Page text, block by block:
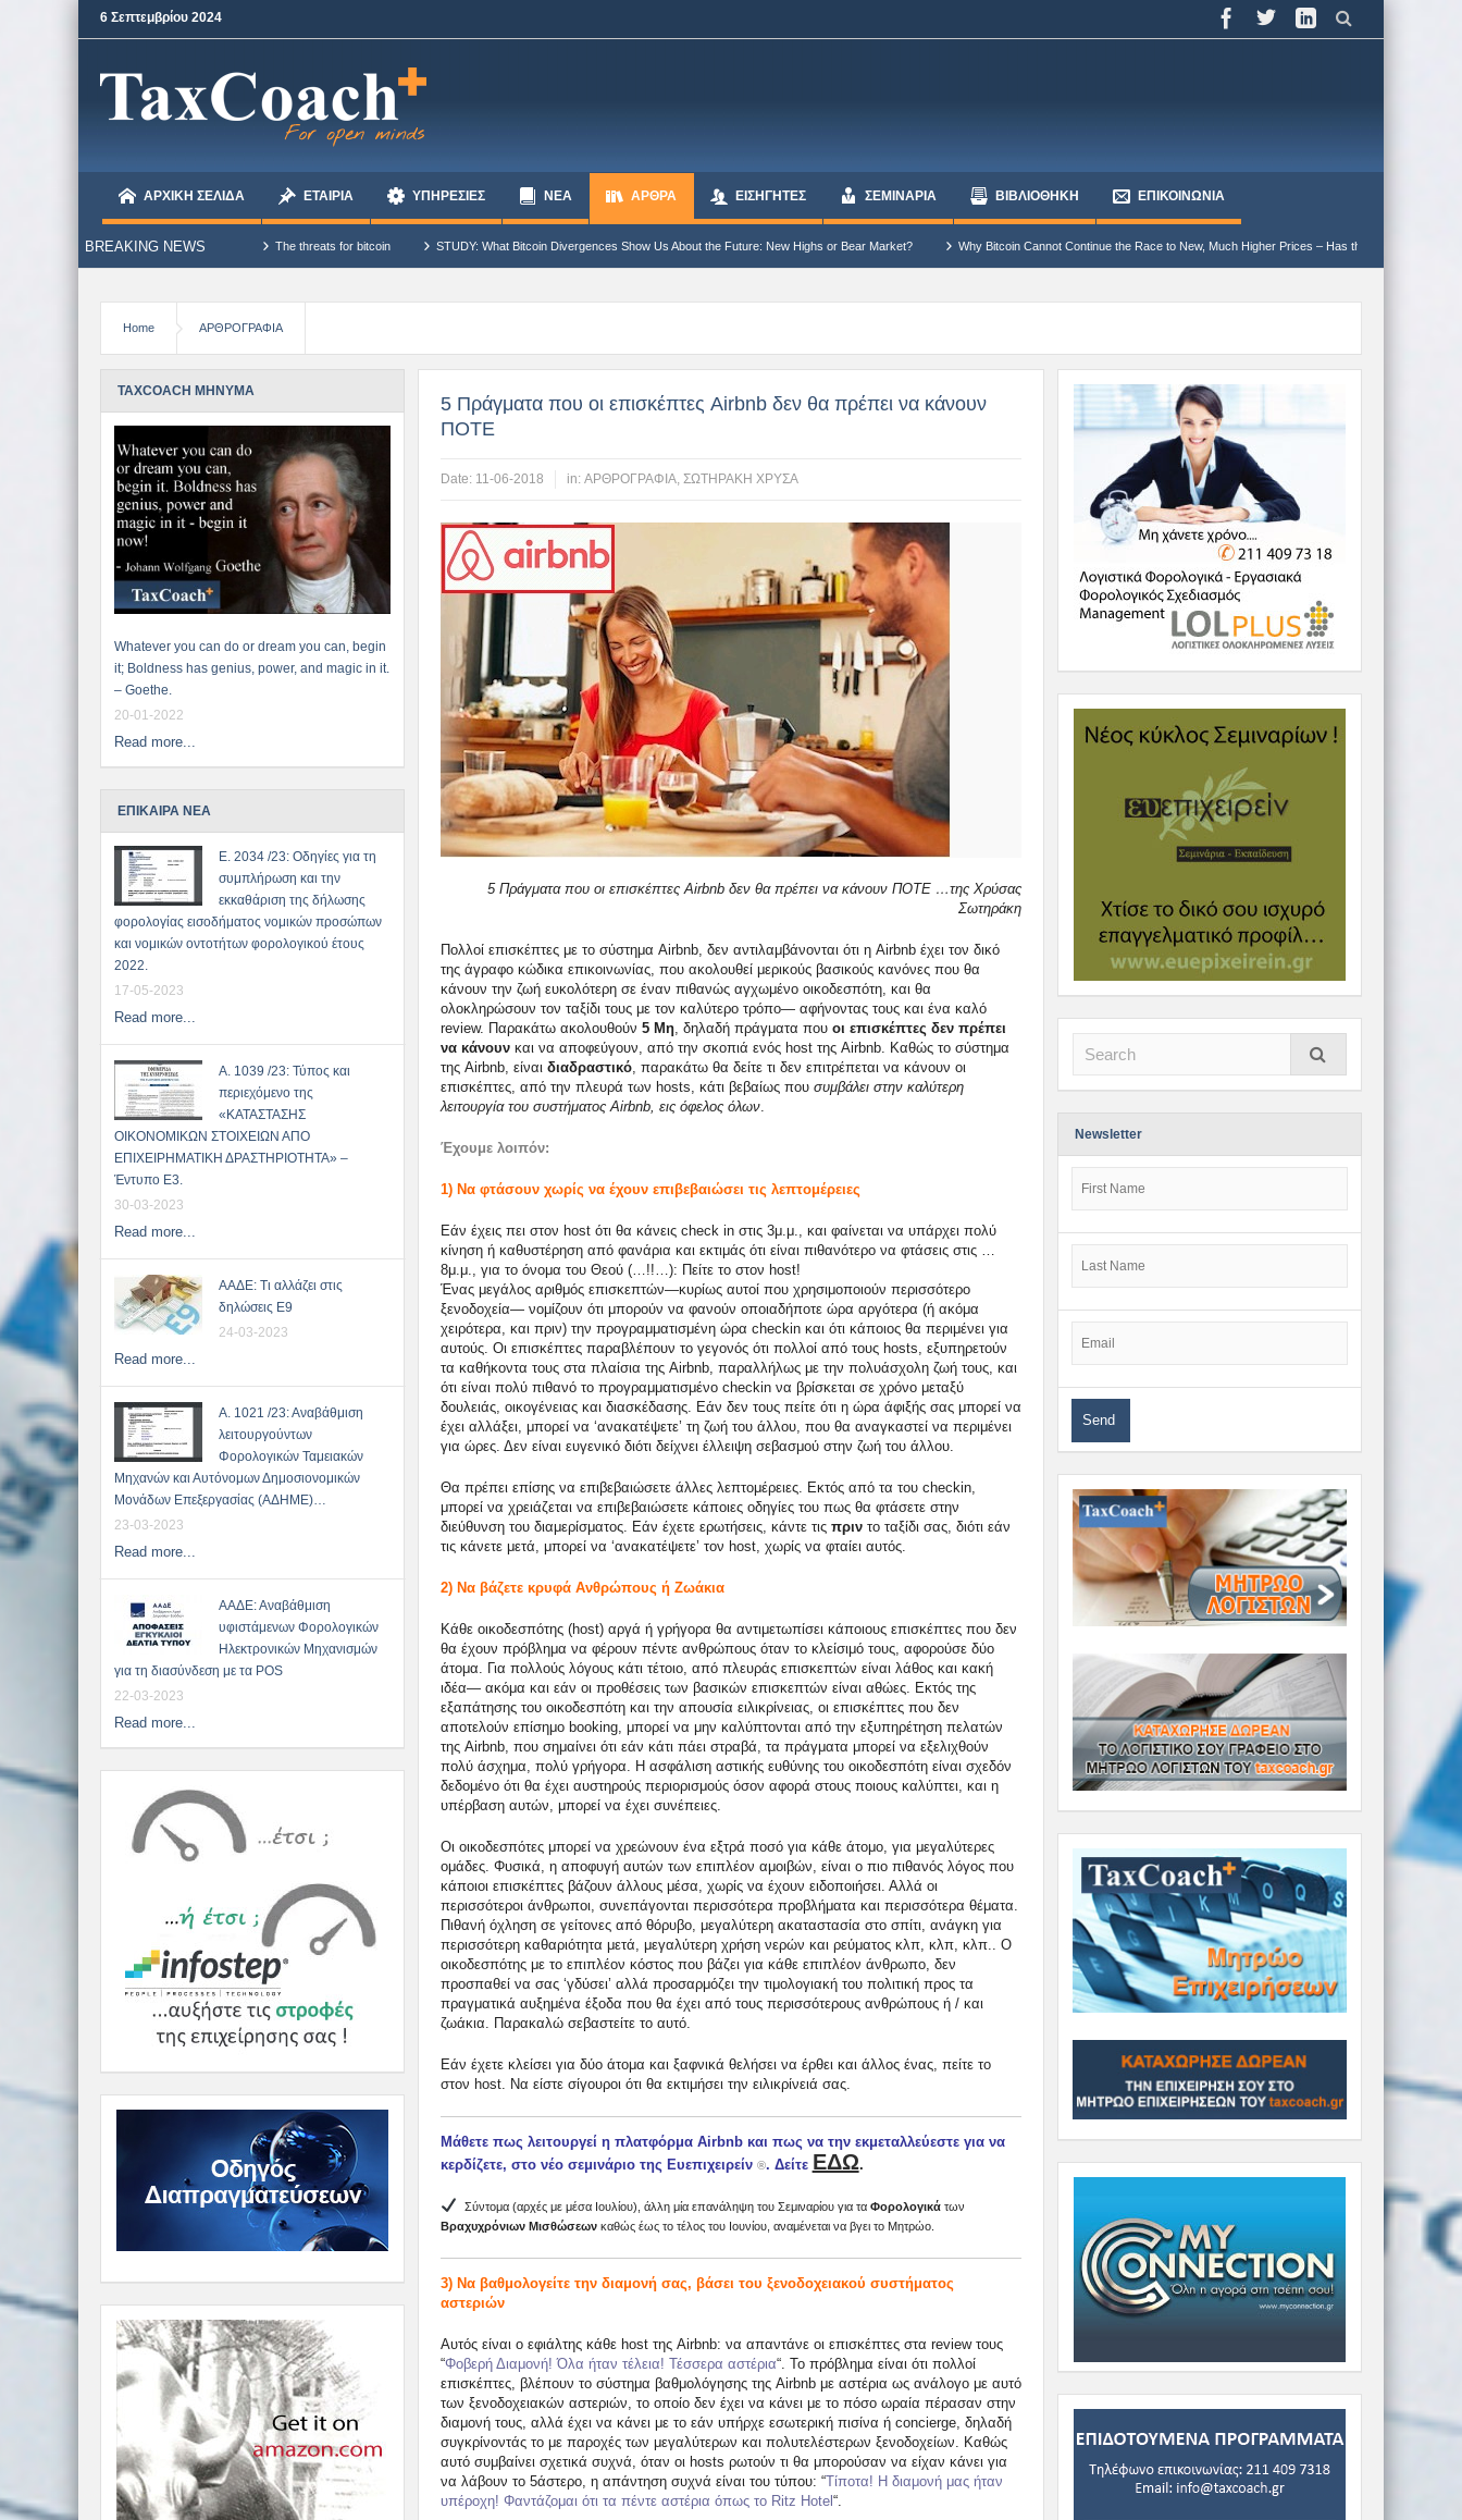
6 Σεπτεμβρίου 2024
ΑΡΧΙΚΗ ΣΕΛΙΔΑ ΕΤΑΙΡΙΑ ΥΠΗΡΕΣΙΕΣ ΝΕΑ ΆΡΘΡΑ ΕΙΣΗΓΗΤΕΣ ΣΕΜΙΝΑΡΙΑ ΒΙΒΛΙΟΘΗΚΗ ΕΠΙΚΟΙΝΩΝΙΑ
BREAKING NEWS
– Dale Carnegie The threats for bitcoin STUDY: What Bitcoin Divergences Show Us About the Future: New Highs or Bear Market? Why Bitcoin Cannot Continue the Race to New, Much Higher Prices – Has the Bear market begun?
Home ΑΡΘΡΟΓΡΑΦΙΑ
TAXCOACH ΜΗΝΥΜΑ
Whatever you can do or dream you can, begin
it; Boldness has genius, power, and magic in it.
– Goethe.
20-01-2022
Read more...
ΕΠΙΚΑΙΡΑ ΝΕΑ
Ε. 2034 /23: Οδηγίες για τη
συμπλήρωση και την
εκκαθάριση της δήλωσης
φορολογίας εισοδήματος νομικών προσώπων
και νομικών οντοτήτων φορολογικού έτους
2022.
17-05-2023
Read more...
Α. 1039 /23: Τύπος και
περιεχόμενο της
«ΚΑΤΑΣΤΑΣΗΣ
ΟΙΚΟΝΟΜΙΚΩΝ ΣΤΟΙΧΕΙΩΝ ΑΠΟ
ΕΠΙΧΕΙΡΗΜΑΤΙΚΗ ΔΡΑΣΤΗΡΙΟΤΗΤΑ» –
Έντυπο Ε3.
30-03-2023
Read more...
ΑΑΔΕ: Τι αλλάζει στις
δηλώσεις Ε9
24-03-2023
Read more...
Α. 1021 /23: Αναβάθμιση
λειτουργούντων
Φορολογικών Ταμειακών
Μηχανών και Αυτόνομων Δημοσιονομικών
Μονάδων Επεξεργασίας (ΑΔΗΜΕ)…
23-03-2023
Read more...
ΑΑΔΕ: Αναβάθμιση
υφιστάμενων Φορολογικών
Ηλεκτρονικών Μηχανισμών
για τη διασύνδεση με τα POS
22-03-2023
Read more...
5 Πράγματα που οι επισκέπτες Airbnb δεν θα πρέπει να κάνουν
ΠΟΤΕ
Date: 11-06-2018 in: ΑΡΘΡΟΓΡΑΦΙΑ, ΣΩΤΗΡΑΚΗ ΧΡΥΣΑ
5 Πράγματα που οι επισκέπτες Airbnb δεν θα πρέπει να κάνουν ΠΟΤΕ …της Χρύσας
Σωτηράκη
Πολλοί επισκέπτες με το σύστημα Airbnb, δεν αντιλαμβάνονται ότι η Airbnb έχει τον δικό
της άγραφο κώδικα επικοινωνίας, που ακολουθεί μερικούς βασικούς κανόνες που θα
κάνουν την ζωή ευκολότερη σε έναν πιθανώς αγχωμένο οικοδεσπότη, και θα
ολοκληρώσουν τον ταξίδι τους με τον καλύτερο τρόπο— αφήνοντας τους και ένα καλό
review. Παρακάτω ακολουθούν 5 Μη, δηλαδή πράγματα που οι επισκέπτες δεν πρέπει
να κάνουνκαι να αποφεύγουν, από την σκοπιά ενός host της Airbnb. Καθώς το σύστημα
της Airbnb, είναι διαδραστικό, παρακάτω θα δείτε τι δεν επιτρέπεται να κάνουν οι
επισκέπτες, από την πλευρά των hosts, κάτι βεβαίως που συμβάλει στην καλύτερη
λειτουργία του συστήματος Airbnb, εις όφελος όλων.
Έχουμε λοιπόν:
1) Να φτάσουν χωρίς να έχουν επιβεβαιώσει τις λεπτομέρειες
Εάν έχεις πει στον host ότι θα κάνεις check in στις 3μ.μ., και φαίνεται να υπάρχει πολύ
κίνηση ή καθυστέρηση από φανάρια και εκτιμάς ότι είναι πιθανότερο να φτάσεις στις …
8μ.μ., για το όνομα του Θεού (…!!…): Πείτε το στον host!
Ένας μεγάλος αριθμός επισκεπτών—κυρίως αυτοί που χρησιμοποιούν περισσότερο
ξενοδοχεία— νομίζουν ότι μπορούν να φανούν οποιαδήποτε ώρα αργότερα (ή ακόμα
χειρότερα, και πριν) την προγραμματισμένη ώρα checkin και ότι κάποιος θα περιμένει για
αυτούς. Οι επισκέπτες παραβλέπουν το γεγονός ότι πολλοί από τους hosts, εξυπηρετούν
τα καθήκοντα τους στα πλαίσια της Airbnb, παραλλήλως με την πολυάσχολη ζωή τους, και
ότι είναι πολύ πιθανό το προγραμματισμένο checkin να βρίσκεται σε χρόνο μεταξύ
δουλειάς, οικογένειας και διασκέδασης. Εάν δεν τους πείτε ότι η ώρα άφιξής σας μπορεί να
έχει αλλάξει, μπορεί να ‘ανακατέψετε’ τη ζωή του άλλου, που θα αναγκαστεί να περιμένει
για ώρες. Δεν είναι ευγενικό διότι δείχνει έλλειψη σεβασμού στην ζωή του άλλου.
Θα πρέπει επίσης να επιβεβαιώσετε άλλες λεπτομέρειες. Εκτός από τα του checkin,
μπορεί να χρειάζεται να επιβεβαιώσετε κάποιες οδηγίες του πως θα φτάσετε στην
διεύθυνση του διαμερίσματος. Εάν έχετε ερωτήσεις, κάντε τις πριντο ταξίδι σας, διότι εάν
τις κάνετε μετά, μπορεί να ‘ανακατέψετε’ τον host, χωρίς να φταίει αυτός.
2) Να βάζετε κρυφά Ανθρώπους ή Ζωάκια
Κάθε οικοδεσπότης (host) αργά ή γρήγορα θα αντιμετωπίσει κάποιους επισκέπτες που δεν
θα έχουν πρόβλημα να φέρουν πέντε ανθρώπους όταν το κλείσιμό τους, αφορούσε δύο
άτομα. Για πολλούς λόγους κάτι τέτοιο, από πλευράς επισκεπτών είναι λάθος και κακή
ιδέα— ακόμα και εάν οι προθέσεις των βασικών επισκεπτών είναι αθώες. Εκτός της
εξαπάτησης του οικοδεσπότη και την απουσία ειλικρίνειας, οι επισκέπτες που δεν
αποτελούν επίσημο booking, μπορεί να μην καλύπτονται από την εξυπηρέτηση πελατών
της Airbnb, που σημαίνει ότι εάν κάτι πάει στραβά, τα πράγματα μπορεί να εξελιχθούν
πολύ άσχημα, πολύ γρήγορα. Η ασφάλιση αστικής ευθύνης του οικοδεσπότη είναι σχεδόν
δεδομένο ότι θα έχει αυστηρούς περιορισμούς όσον αφορά στους ποιους καλύπτει, και η
υπέρβαση αυτών, μπορεί να έχει συνέπειες.
Οι οικοδεσπότες μπορεί να χρεώνουν ένα εξτρά ποσό για κάθε άτομο, για μεγαλύτερες
ομάδες. Φυσικά, η αποφυγή αυτών των επιπλέον αμοιβών, είναι ο πιο πιθανός λόγος που
κάποιοι επισκέπτες βάζουν άλλους μέσα, χωρίς να έχουν ειδοποιήσει. Αλλά οι
περισσότεροι άνθρωποι, συνεπάγονται περισσότερα προβλήματα και περισσότερα θέματα.
Πιθανή όχληση σε γείτονες από θόρυβο, μεγαλύτερη ακαταστασία στο σπίτι, ανάγκη για
περισσότερη καθαριότητα μετά, μεγαλύτερη χρήση νερών και ρεύματος κλπ, κλπ, κλπ.. Ο
οικοδεσπότης με το επιπλέον κόστος που βάζει για κάθε επιπλέον άνθρωπο, δεν
προσπαθεί να σας ‘γδύσει’ αλλά προσαρμόζει την τιμολογιακή του πολιτική προς τα
πραγματικά αυξημένα έξοδα που θα έχει από τους περισσότερους ανθρώπους ή / και
ζωάκια. Παρακαλώ σεβαστείτε το αυτό.
Εάν έχετε κλείσει για δύο άτομα και ξαφνικά θελήσει να έρθει και άλλος ένας, πείτε το
στον host. Να είστε σίγουροι ότι θα εκτιμήσει την ειλικρίνειά σας.
Μάθετε πως λειτουργεί η πλατφόρμα Airbnb και πως να την εκμεταλλεύεστε για να
κερδίζετε, στο νέο σεμινάριο της Ευεπιχειρείν ®. Δείτε ΕΔΩ.
Σύντομα (αρχές με μέσα Ιουλίου), άλλη μία επανάληψη του Σεμιναρίου για ταΦορολογικά των
Βραχυχρόνιων Μισθώσεωνκαθώς έως το τέλος του Ιουνίου, αναμένεται να βγει το Μητρώο.
3) Να βαθμολογείτε την διαμονή σας, βάσει του ξενοδοχειακού συστήματος
αστεριών
Αυτός είναι ο εφιάλτης κάθε host της Airbnb: να απαντάνε οι επισκέπτες στα review τους
“Φοβερή Διαμονή! Όλα ήταν τέλεια! Τέσσερα αστέρια“. Το πρόβλημα είναι ότι πολλοί
επισκέπτες, βλέπουν το σύστημα βαθμολόγησης της Airbnb με αστέρια ως ανάλογο με αυτό
των ξενοδοχειακών αστεριών, το οποίο δεν έχει να κάνει με το πόσο ωραία πέρασαν στην
διαμονή τους, αλλά έχει να κάνει με το εάν υπήρχε εσωτερική πισίνα ή concierge, δηλαδή
συγκρίνοντάς το με παροχές των μεγαλύτερων και πολυτελέστερων ξενοδοχείων. Καθώς
αυτό συμβαίνει σχετικά συχνά, όταν οι hosts ρωτούν τι θα μπορούσαν να είχαν κάνει για
να λάβουν το 5άστερο, η απάντηση συχνά είναι του τύπου: “Τίποτα! Η διαμονή μας ήταν
υπέροχη! Φαντάζομαι ότι τα πέντε αστέρια όπως το Ritz Hotel “.
Newsletter